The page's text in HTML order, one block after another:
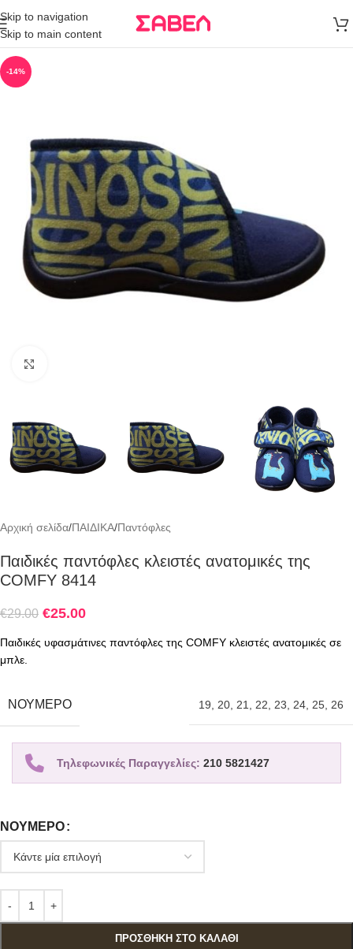
Skip to navigation
Skip to main content
άνω των 80€
Παραγγελία
-14%
Αρχική σελίδα/ΠΑΙΔΙΚΑ/Παντόφλες
Παιδικές παντόφλες κλειστές ανατομικές της
COMFY 8414
€29.00 €25.00
Παιδικές υφασμάτινες παντόφλες της COMFY κλειστές ανατομικές σε
μπλε.
ΝΟΎΜΕΡΟ 19, 20, 21, 22, 23, 24, 25, 26
Τηλεφωνικές Παραγγελίες: 210 5821427
ΝΟΎΜΕΡΟ
ΠΡΟΣΘΉΚΗ ΣΤΟ ΚΑΛΆΘΙ